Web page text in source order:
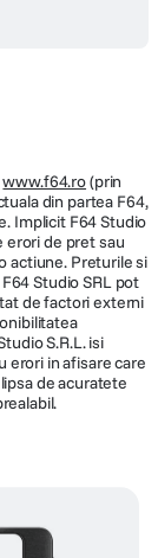
www.f64.ro(prin
din partea F64,
Implicit F64 Studio
erori de pret sau
actiune. Preturile si
Studio SRL pot
de factori externi
S.R.L. isi
erori in afisare care
de acuratete